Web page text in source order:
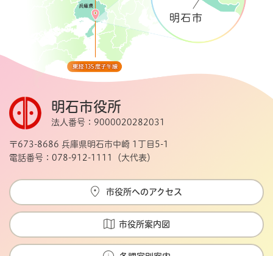
明石市役所
法人番号：9000020282031
〒673-8686 兵庫県明石市中崎 1丁目5-1
電話番号：078-912-1111（大代表）
市役所へのアクセス
市役所案内図